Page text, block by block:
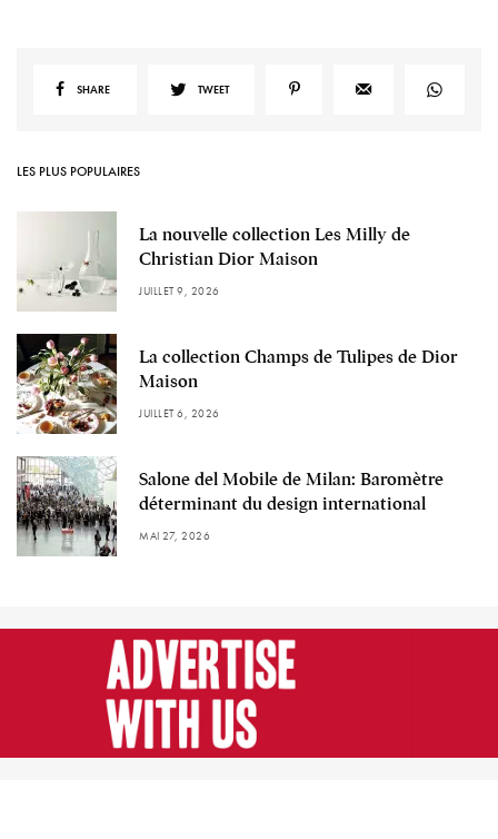
SHARE TWEET
LES PLUS POPULAIRES
La nouvelle collection Les Milly de
Christian Dior Maison
JUILLET 9, 2026
La collection Champs de Tulipes de Dior
Maison
JUILLET 6, 2026
Salone del Mobile de Milan: Baromètre
déterminant du design international
MAI 27, 2026